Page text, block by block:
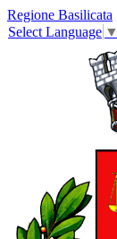
Regione Basilicata
Select Language ▼